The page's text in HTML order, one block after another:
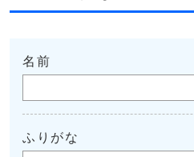
名前
ふりがな